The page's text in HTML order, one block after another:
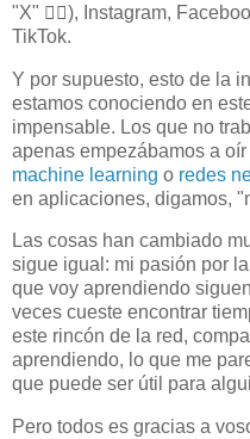
"X" 🤦‍♂️), Instagram,
TikTok.
Y por supuesto, esto de la
estamos conociendo en
impensable. Los que no
apenas empezábamos a
machine learning o redes
en aplicaciones, digamos,
Las cosas han cambiado
sigue igual: mi pasión por
que voy aprendiendo
veces cueste encontrar
este rincón de la red,
aprendiendo, lo que me
que puede ser útil para
Pero todos es gracias a